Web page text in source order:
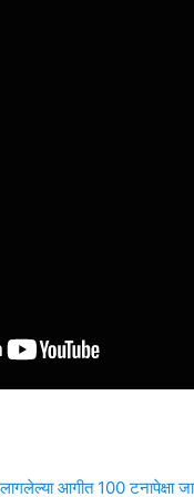
आगीत 100 टनापेक्षा